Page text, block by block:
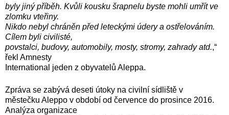
byly jiný příběh. Kvůli kousku šrapnelu byste mohli umřít ve
zlomku vteřiny.
Nikdo nebyl chráněn před leteckými údery a ostřelováním.
Cílem byli civilisté,
povstalci, budovy, automobily, mosty, stromy, zahrady atd.,“
řekl Amnesty
International jeden z obyvatelů Aleppa.
Zpráva se zabývá deseti útoky na civilní sídliště v
městečku Aleppo v období od července do prosince 2016.
Analýza organizace